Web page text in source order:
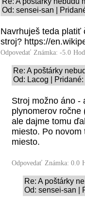
Od: sensei-san |
Navrhuješ teda platiť
stroj? https://
Odpovedať Známka: -5.0
Re: A poštárky
Od: Lacog |
Stroj možno áno -
plynomerov ročne
ale dajme tomu
miesto. Po
miesto.
Odpovedať Známka: 0.0
Re: A poštárky
Od: sensei-san |